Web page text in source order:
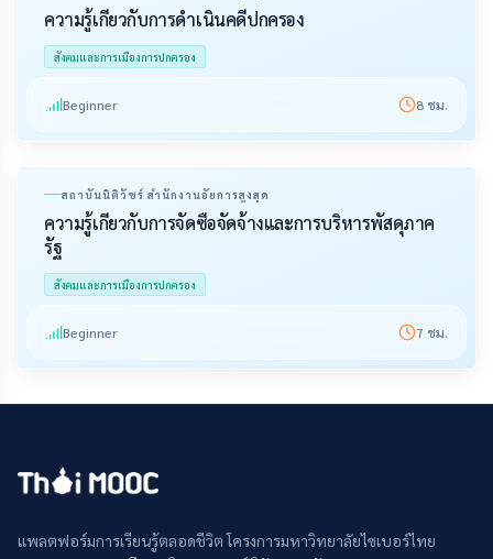
ความรู้เกี่ยวกับการดำเนินคดีปกครอง
สังคมและการเมืองการปกครอง
Beginner 8 ชม.
สถาบันนิติวัชร์ สำนักงานอัยการสูงสุด
ความรู้เกี่ยวกับการจัดซื้อจัดจ้างและการบริหารพัสดุภาค
รัฐ
สังคมและการเมืองการปกครอง
Beginner 7 ชม.
แพลตฟอร์มการเรียนรู้ตลอดชีวิต โครงการมหาวิทยาลัยไซเบอร์ไทย